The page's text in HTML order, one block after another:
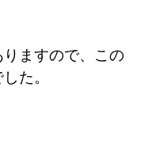
ますので、この
た。